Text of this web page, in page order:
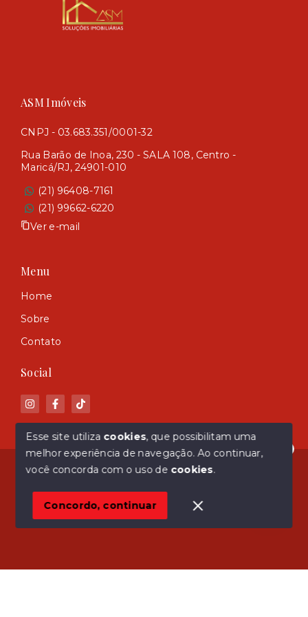
Olá! Estamos disponíveis para te ajudar.
ASM Imóveis
CNPJ - 03.683.351/0001-32
Rua Barão de Inoa, 230 - SALA 108, Centro -
Maricá/RJ, 24901-010
(21) 96408-7161
(21) 99662-6220
Ver e-mail
Menu
Home
Sobre
Contato
Social
© Copyright 2026 - ASM Imóveis - Todos os direitos
SITE PARA IMOBILIARIA
Esse site utiliza cookies, que possibilitam uma
melhor experiência de navegação.Ao continuar,
você concorda com o uso de cookies.
Concordo, continuar